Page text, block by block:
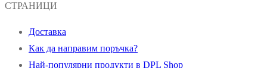
СТРАНИЦИ
Доставка
Как да направим поръчка?
Най-популярни продукти в DPL Shop